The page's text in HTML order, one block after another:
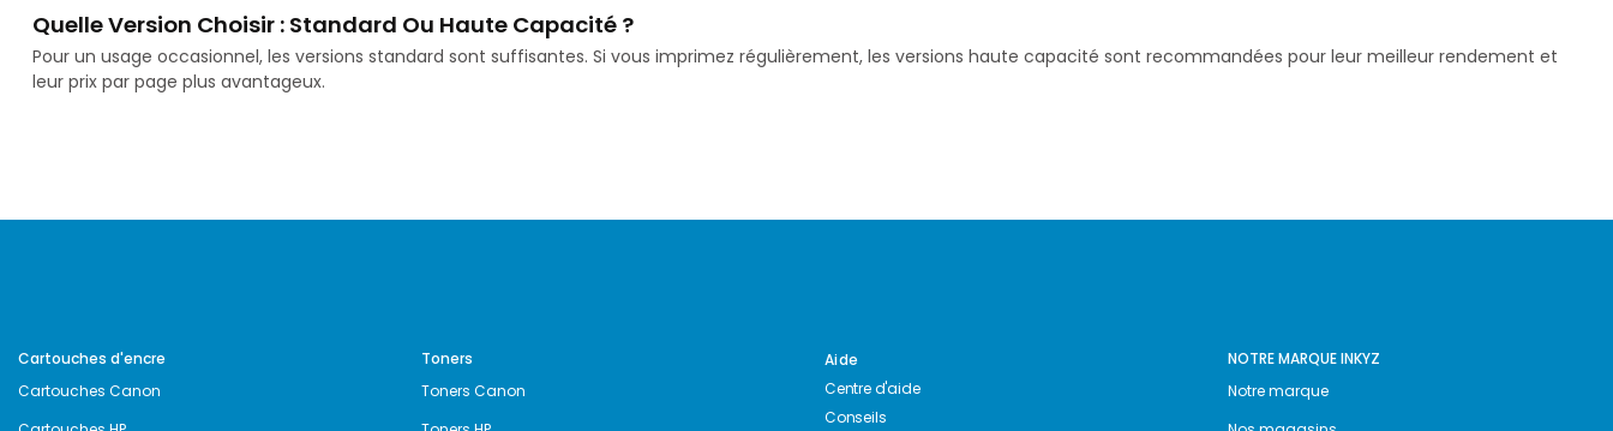
Quelle Version Choisir : Standard Ou Haute Capacité ?
Pour un usage occasionnel, les versions standard sont suffisantes. Si vous imprimez régulièrement, les versions haute capacité sont recommandées pour leur meilleur rendement et
leur prix par page plus avantageux.
Cartouches d'encre
Cartouches Canon
Toners
Toners Canon
Aide
Centre d'aide
Conseils
NOTRE MARQUE INKYZ
Notre marque